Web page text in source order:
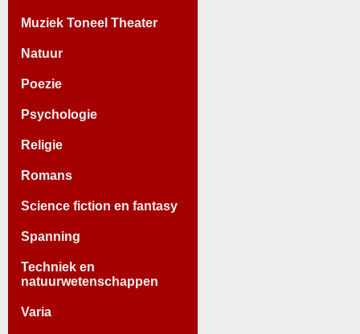
Muziek Toneel Theater
Natuur
Poezie
Psychologie
Religie
Romans
Science fiction en fantasy
Spanning
Techniek en
natuurwetenschappen
Varia